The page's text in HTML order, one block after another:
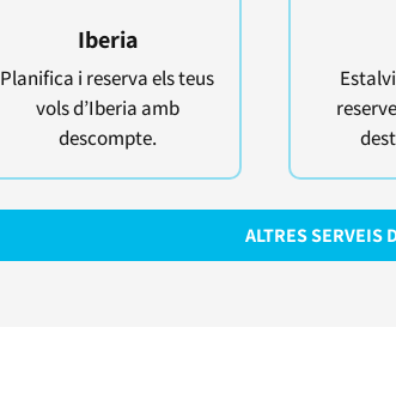
Iberia
Planifica i reserva els teus
vols d’Iberia amb
descompte.
ALTRES SERVEIS